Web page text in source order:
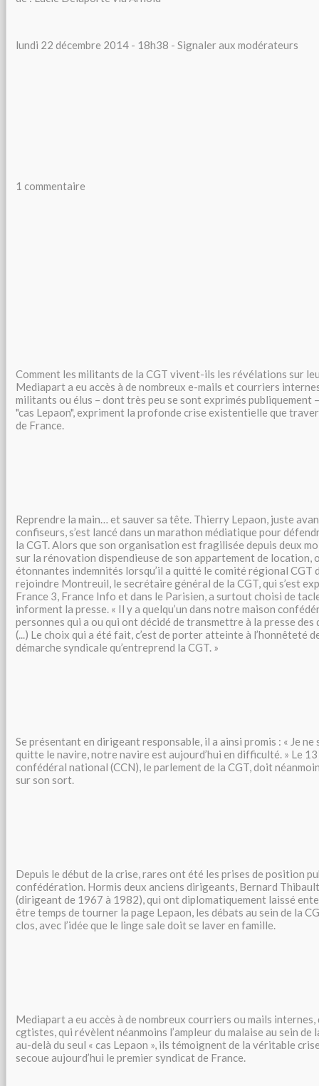
lundi 22 décembre 2014 - 18h38 - Signaler aux modérateurs
1 commentaire
Comment les militants de la CGT vivent-ils les révélations sur
Mediapart a eu accès à de nombreux e-mails et courriers
militants ou élus – dont très peu se sont exprimés publiquement
"cas Lepaon", expriment la profonde crise existentielle que
de France.
Reprendre la main… et sauver sa tête. Thierry Lepaon, juste
confiseurs, s’est lancé dans un marathon médiatique pour
la CGT. Alors que son organisation est fragilisée depuis deux
sur la rénovation dispendieuse de son appartement de location,
étonnantes indemnités lorsqu’il a quitté le comité régional CGT
rejoindre Montreuil, le secrétaire général de la CGT, qui s’est
France 3, France Info et dans le Parisien, a surtout choisi de
informent la presse. « Il y a quelqu’un dans notre maison
personnes qui a ou qui ont décidé de transmettre à la presse des
(...) Le choix qui a été fait, c’est de porter atteinte à l’honnêteté
démarche syndicale qu’entreprend la CGT. »
Se présentant en dirigeant responsable, il a ainsi promis : « Je ne
quitte le navire, notre navire est aujourd’hui en difficulté. » Le
confédéral national (CCN), le parlement de la CGT, doit
sur son sort.
Depuis le début de la crise, rares ont été les prises de position
confédération. Hormis deux anciens dirigeants, Bernard
(dirigeant de 1967 à 1982), qui ont diplomatiquement laissé
être temps de tourner la page Lepaon, les débats au sein de la
clos, avec l’idée que le linge sale doit se laver en famille.
Mediapart a eu accès à de nombreux courriers ou mails internes,
cgtistes, qui révèlent néanmoins l’ampleur du malaise au sein
au-delà du seul « cas Lepaon », ils témoignent de la véritable
secoue aujourd’hui le premier syndicat de France.